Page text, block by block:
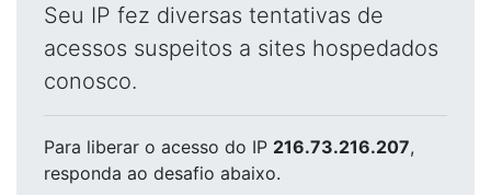
Seu IP fez diversas tentativas de
acessos suspeitos a sites hospedados
conosco.
Para liberar o acesso do IP 216.73.216.207,
responda ao desafio abaixo.